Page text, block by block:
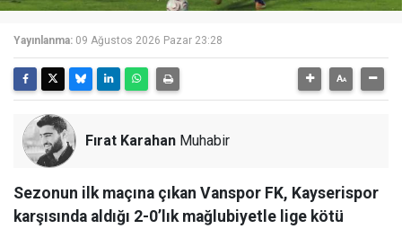
Yayınlanma: 09 Ağustos 2026 Pazar 23:28
Fırat Karahan Muhabir
Sezonun ilk maçına çıkan Vanspor FK, Kayserispor
karşısında aldığı 2-0’lık mağlubiyetle lige kötü